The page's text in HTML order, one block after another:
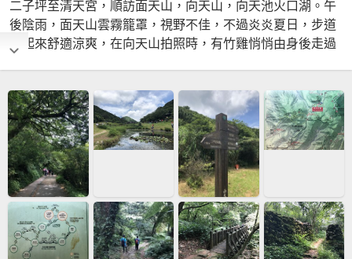
二子坪至清天宮，順訪面天山，向天山，向天池火口湖。午
後陰雨，面天山雲霧籠罩，視野不佳，不過炎炎夏日，步道
走起來舒適涼爽，在向天山拍照時，有竹雞悄悄由身後走過